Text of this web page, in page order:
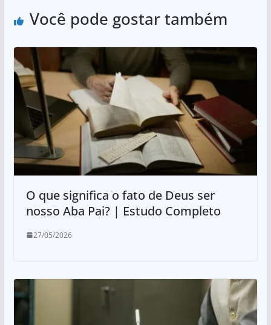
Você pode gostar também
O que significa o fato de Deus ser
nosso Aba Pai? | Estudo Completo
27/05/2026